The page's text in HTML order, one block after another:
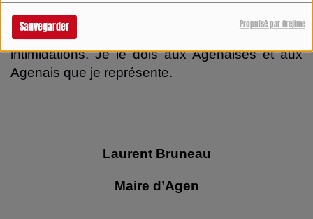
Sauvegarder Propulsé par Orejime
A titre personnel, jamais je ne céderai aux
intimidations. Je le dois aux Agenaises et aux
Agenais que je représente.
Laurent Bruneau
Maire d’Agen